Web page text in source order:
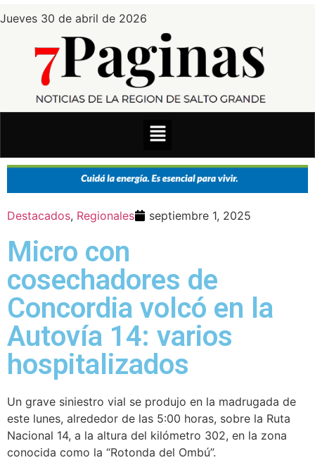
Jueves 30 de abril de 2026
Destacados, Regionales septiembre 1, 2025
Micro con
cosechadores de
Concordia volcó en la
Autovía 14: varios
hospitalizados
Un grave siniestro vial se produjo en la madrugada de
este lunes, alrededor de las 5:00 horas, sobre la Ruta
Nacional 14, a la altura del kilómetro 302, en la zona
conocida como la “Rotonda del Ombú”.